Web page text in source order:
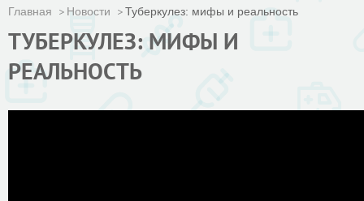
Главная Новости Туберкулез: мифы и реальность
ТУБЕРКУЛЕЗ: МИФЫ И
РЕАЛЬНОСТЬ